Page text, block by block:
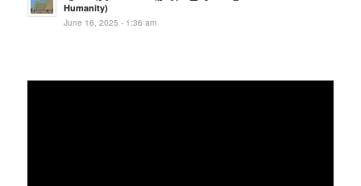
Humanity)
June 16, 2025 - 1:36 am